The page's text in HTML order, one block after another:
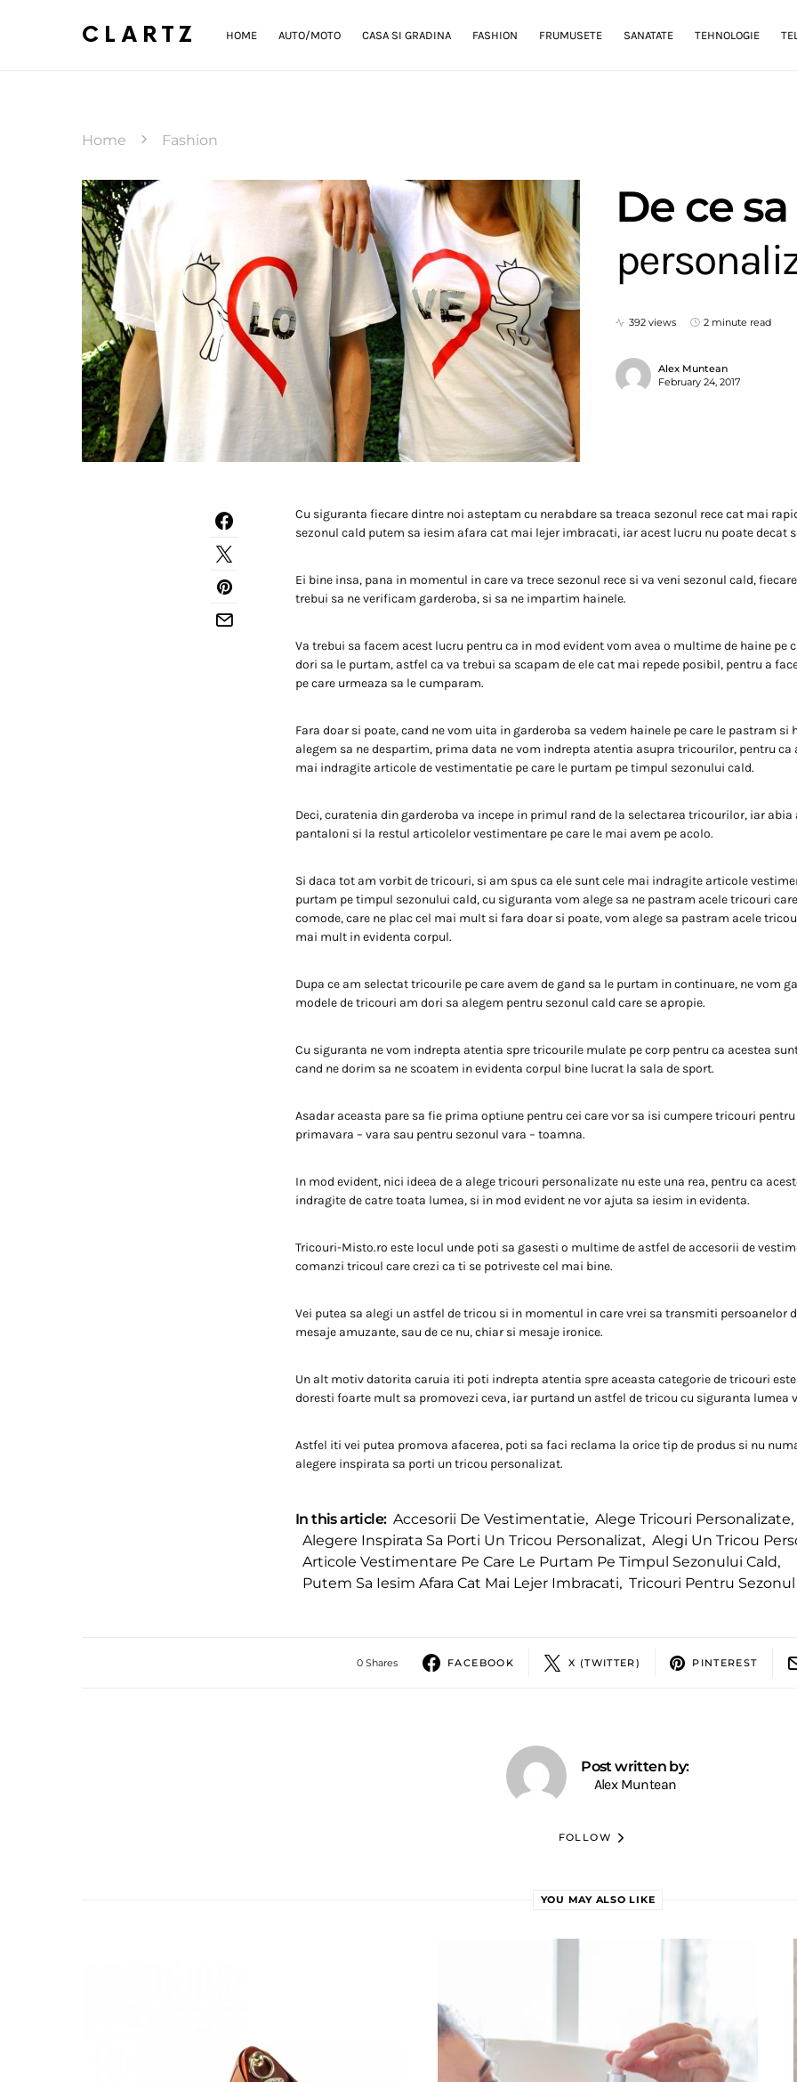
CLARTZ HOME AUTO/MOTO CASA SI GRADINA FASHION FRUMUSETE SANATATE TEHNOLOGIE
Home Fashion
De ce
392 views 2 minute read
Alex Muntean
February 24, 2017
Cu siguranta fiecare dintre noi asteptam cu nerabdare sa treaca sezonul rece cat mai
sezonul cald putem sa iesim afara cat mai lejer imbracati, iar acest lucru nu poate decat
Ei bine insa, pana in momentul in care va trece sezonul rece si va veni sezonul cald,
trebui sa ne verificam garderoba, si sa ne impartim hainele.
Va trebui sa facem acest lucru pentru ca in mod evident vom avea o multime de haine pe
dori sa le purtam, astfel ca va trebui sa scapam de ele cat mai repede posibil, pentru a
pe care urmeaza sa le cumparam.
Fara doar si poate, cand ne vom uita in garderoba sa vedem hainele pe care le pastram si
alegem sa ne despartim, prima data ne vom indrepta atentia asupra tricourilor, pentru ca
mai indragite articole de vestimentatie pe care le purtam pe timpul sezonului cald.
Deci, curatenia din garderoba va incepe in primul rand de la selectarea tricourilor, iar abia
pantaloni si la restul articolelor vestimentare pe care le mai avem pe acolo.
Si daca tot am vorbit de tricouri, si am spus ca ele sunt cele mai indragite articole
purtam pe timpul sezonului cald, cu siguranta vom alege sa ne pastram acele tricouri
comode, care ne plac cel mai mult si fara doar si poate, vom alege sa pastram acele
mai mult in evidenta corpul.
Dupa ce am selectat tricourile pe care avem de gand sa le purtam in continuare, ne vom
modele de tricouri am dori sa alegem pentru sezonul cald care se apropie.
Cu siguranta ne vom indrepta atentia spre tricourile mulate pe corp pentru ca acestea
cand ne dorim sa ne scoatem in evidenta corpul bine lucrat la sala de sport.
Asadar aceasta pare sa fie prima optiune pentru cei care vor sa isi cumpere tricouri
primavara – vara sau pentru sezonul vara – toamna.
In mod evident, nici ideea de a alege tricouri personalizate nu este una rea, pentru ca
indragite de catre toata lumea, si in mod evident ne vor ajuta sa iesim in evidenta.
Tricouri-Misto.ro este locul unde poti sa gasesti o multime de astfel de accesorii de
comanzi tricoul care crezi ca ti se potriveste cel mai bine.
Vei putea sa alegi un astfel de tricou si in momentul in care vrei sa transmiti persoanelor
mesaje amuzante, sau de ce nu, chiar si mesaje ironice.
Un alt motiv datorita caruia iti poti indrepta atentia spre aceasta categorie de tricouri
doresti foarte mult sa promovezi ceva, iar purtand un astfel de tricou cu siguranta lumea
Astfel iti vei putea promova afacerea, poti sa faci reclama la orice tip de produs si nu
alegere inspirata sa porti un tricou personalizat.
In this article: Accesorii De Vestimentatie, Alege Tricouri Personalizate,
Alegere Inspirata Sa Porti Un Tricou Personalizat, Alegi Un Tricou
Articole Vestimentare Pe Care Le Purtam Pe Timpul Sezonului Cald,
Putem Sa Iesim Afara Cat Mai Lejer Imbracati, Tricouri Pentru
0 Shares FACEBOOK X (TWITTER) PINTEREST
Post written by:
Alex Muntean
FOLLOW
YOU MAY ALSO LIKE